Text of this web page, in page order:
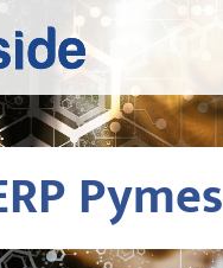
Pymes